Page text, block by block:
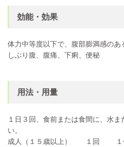
効能・効果
体力中等度以下で、腹部膨満感のあ
しぶり腹、腹痛、下痢、便秘
用法・用量
１日３回、食前または食間に、水
い。
成人（１５歳以上） １回 １